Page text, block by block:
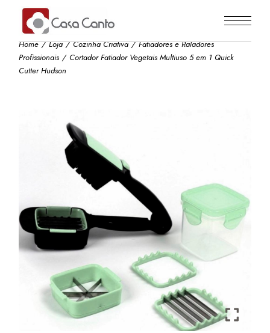
content
Home Loja Cozinha Criativa
Fatiadores e Raladores
Profissionais
Cortador Fatiador Vegetais Multiuso 5 em 1 Quick
Cutter Hudson